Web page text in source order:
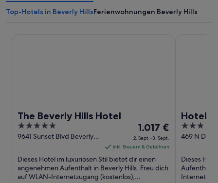
Top-Hotels in Beverly HillsFerienwohnungen Beverly Hills
The Beverly Hills Hotel
5
out
5
9641 Sunset Blvd Beverly
Der
Preis
beträgt
1.017 €
pro
Nacht
1.017 €
2. Sept.–3. Sept.
inkl. Steuern & Gebühren
Dieses Hotel im luxuriösen Stil bietet dir einen
angenehmen Aufenthalt in Beverly Hills. Freu dich
auf WLAN-Internetzugang (kostenlos),
Hotel
Hills/
3
out
5
469 N
Dieses
Aufenthalt